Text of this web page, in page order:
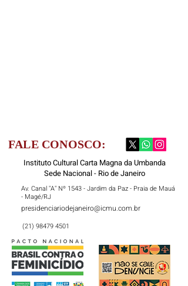
FALE CONOSCO:
Instituto Cultural Carta Magna da Umbanda
Sede Nacional - Rio de Janeiro
Av. Canal "A" Nº 1543 - Jardim da Paz - Praia de Mauá
- Magé/RJ
presidenciariodejaneiro@icmu.com.br
(21) 98479 4501